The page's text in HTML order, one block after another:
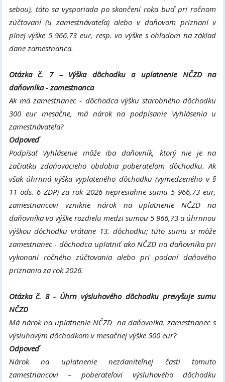
sebou), táto sa vysporiada po skončení roka buď pri ročnom
zúčtovaní (u zamestnávateľa) alebo v daňovom priznaní v
plnej výške 5 966,73 eur, resp. vo výške s ohľadom na základ
dane zamestnanca.
Otázka č. 7 – Výška dôchodku a uplatnenie NČZD na
daňovníka - zamestnanca
Ak má zamestnanec - dôchodca výšku starobného dôchodku
300 eur mesačne, má nárok na podpísanie Vyhlásenia u
zamestnávateľa?
Odpoveď
Podpísať Vyhlásenie môže iba daňovník, ktorý nie je na
začiatku zdaňovacieho obdobia poberateľom dôchodku. Ak
však úhrnná výška vyplateného dôchodku (vymedzeného v §
11 ods. 6 ZDP) za rok 2026 nepresiahne sumu 5 966,73 eur,
zamestnancovi vznikne nárok na uplatnenie NČZD na
daňovníka vo výške rozdielu medzi sumou 5 966,73 a úhrnnou
výškou dôchodku vrátane 13. dôchodku; túto sumu si môže
zamestnanec - dôchodca uplatniť ako NČZD na daňovníka pri
vykonaní ročného zúčtovania alebo pri podaní daňového
priznania za rok 2026.
Otázka č. 8 - Úhrn výsluhového dôchodku prevyšuje sumu
NČZD
Má nárok na uplatnenie NČZD na daňovníka, zamestnanec s
výsluhovým dôchodkom v mesačnej výške 500 eur?
Odpoveď
Nárok na uplatnenie nezdaniteľnej časti tomuto
zamestnancovi – poberateľovi výsluhového dôchodku